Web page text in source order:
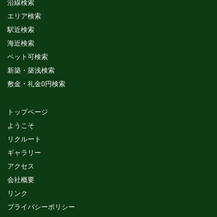
沿線検索
エリア検索
駅近検索
海近検索
ペット可検索
新築・築浅検索
敷金・礼金0円検索
トップページ
ようこそ
リクルート
ギャラリー
アクセス
会社概要
リンク
プライバシーポリシー